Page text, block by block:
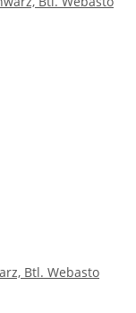
Btl. Webasto